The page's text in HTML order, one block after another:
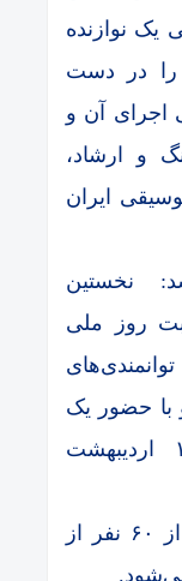
یک نوازنده
را در دست
اجرای آن و
و ارشاد،
ایران
نخستین
روز ملی
با حضور یک
خواننده مطرح کشور در ۱۰ اردیبهشت
وی افزود: در این سمفونی نیز از ۶۰ نفر از